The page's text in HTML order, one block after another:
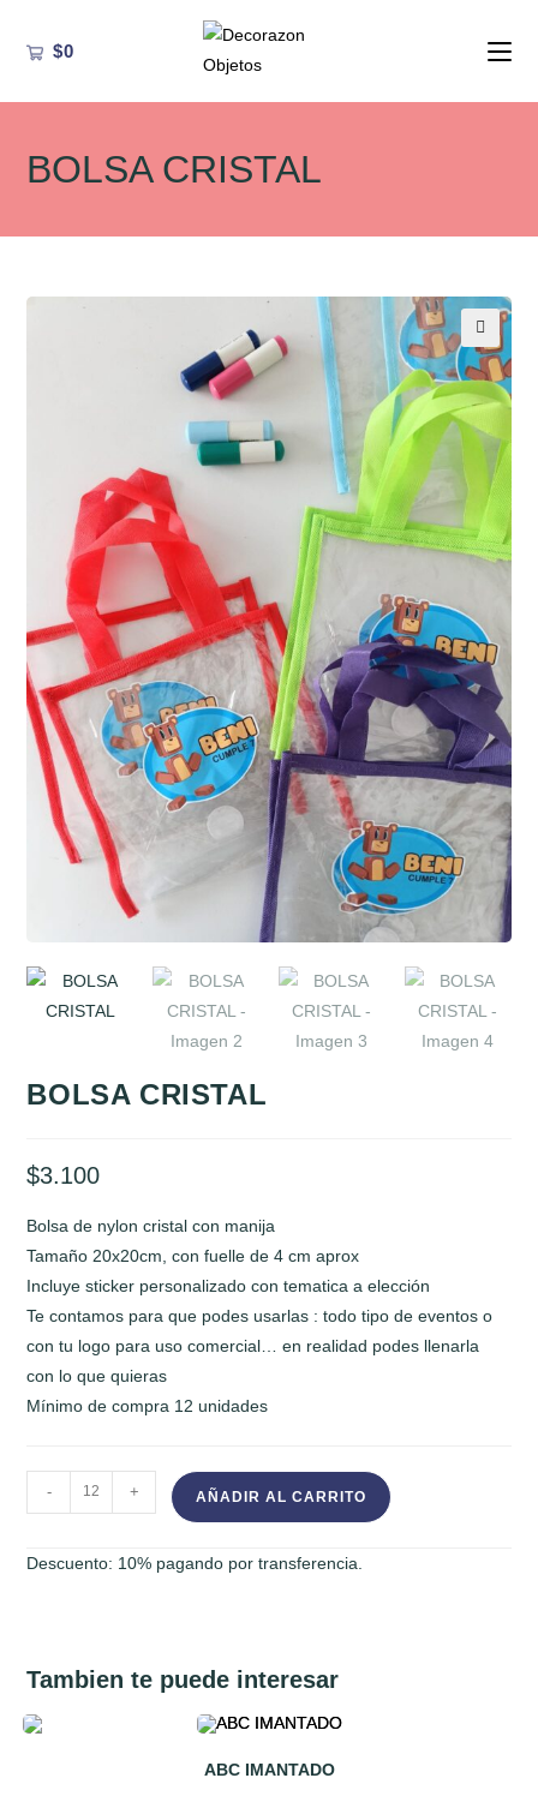
$0
BOLSA CRISTAL
🔍
BOLSA CRISTAL
$3.100
Bolsa de nylon cristal con manija
Tamaño 20x20cm, con fuelle de 4 cm aprox
Incluye sticker personalizado con tematica a elección
Te contamos para que podes usarlas : todo tipo de eventos o
con tu logo para uso comercial… en realidad podes llenarla
con lo que quieras
Mínimo de compra 12 unidades
CRISTAL
- + AÑADIR AL CARRITO
Descuento: 10% pagando por transferencia.
Tambien te puede interesar
ABC IMANTADO